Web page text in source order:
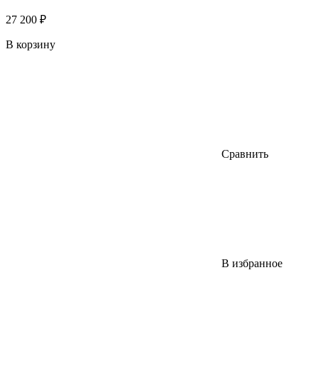
27 200 ₽
В корзину
Сравнить
В избранное